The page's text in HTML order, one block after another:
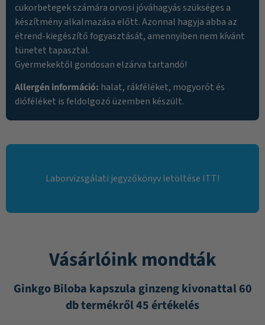
cukorbetegek számára orvosi jóváhagyás szükséges a
készítmény alkalmazása előtt. Azonnal hagyja abba az
étrend-kiegészítő fogyasztását, amennyiben nem kívánt
tünetet tapasztal.
Gyermekektől gondosan elzárva tartandó!
Allergén információ: halat, rákféléket, mogyorót és
dióféléket is feldolgozó üzemben készült.
Laborvizsgálati jegyzőkönyv letöltése ITT!
Vásárlóink mondták
Ginkgo Biloba kapszula ginzeng kivonattal 60
db termékről 45 értékelés